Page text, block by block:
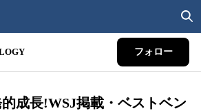
フォロー
的成長!WSJ掲載・ベストベン